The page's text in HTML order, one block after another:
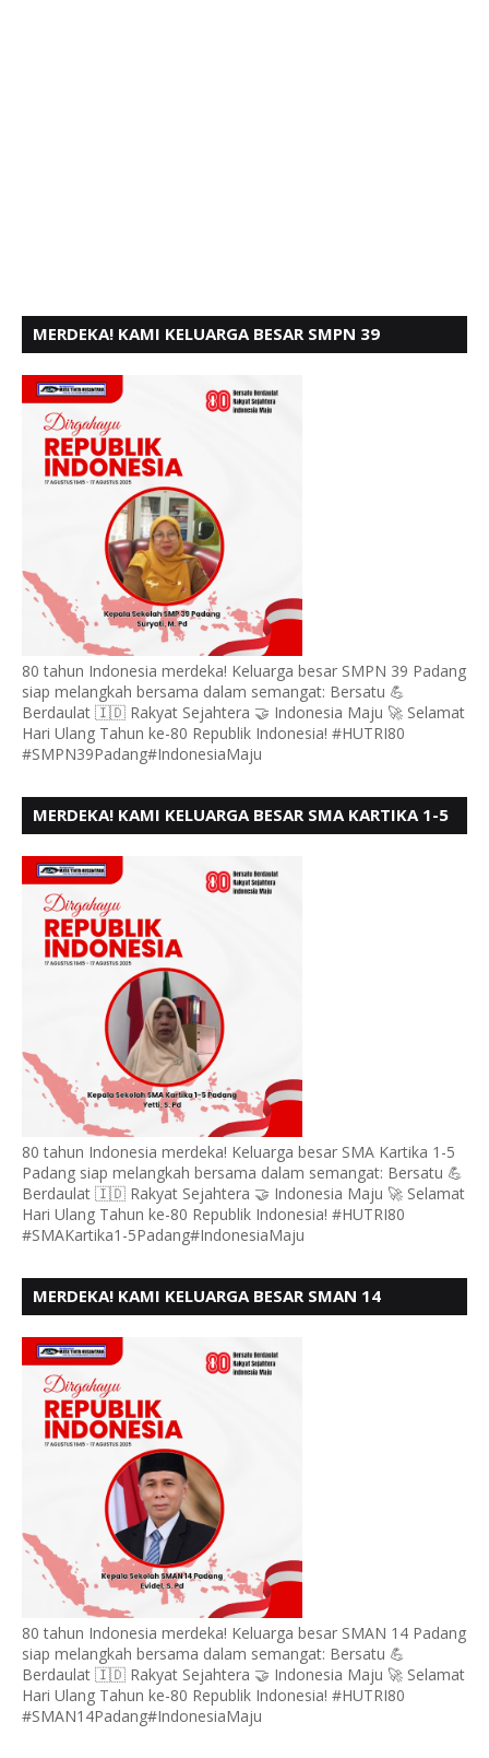
MERDEKA! KAMI KELUARGA BESAR SMPN 39
80 tahun Indonesia merdeka! Keluarga besar SMPN 39 Padang
siap melangkah bersama dalam semangat: Bersatu 💪
Berdaulat 🇮🇩 Rakyat Sejahtera 🤝 Indonesia Maju 🚀 Selamat
Hari Ulang Tahun ke-80 Republik Indonesia! #HUTRI80
#SMPN39Padang#IndonesiaMaju
MERDEKA! KAMI KELUARGA BESAR SMA KARTIKA 1-5
BERSATU BERD
80 tahun Indonesia merdeka! Keluarga besar SMA Kartika 1-5
Padang siap melangkah bersama dalam semangat: Bersatu 💪
Berdaulat 🇮🇩 Rakyat Sejahtera 🤝 Indonesia Maju 🚀 Selamat
Hari Ulang Tahun ke-80 Republik Indonesia! #HUTRI80
#SMAKartika1-5Padang#IndonesiaMaju
MERDEKA! KAMI KELUARGA BESAR SMAN 14
80 tahun Indonesia merdeka! Keluarga besar SMAN 14 Padang
siap melangkah bersama dalam semangat: Bersatu 💪
Berdaulat 🇮🇩 Rakyat Sejahtera 🤝 Indonesia Maju 🚀 Selamat
Hari Ulang Tahun ke-80 Republik Indonesia! #HUTRI80
#SMAN14Padang#IndonesiaMaju